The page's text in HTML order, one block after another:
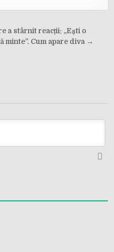
a stârnit reacții: „Ești o
minte”. Cum apare diva →